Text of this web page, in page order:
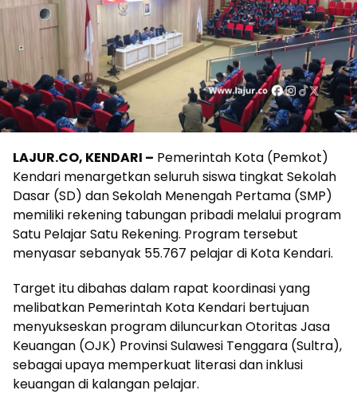
LAJUR.CO, KENDARI – Pemerintah Kota (Pemkot)
Kendari menargetkan seluruh siswa tingkat Sekolah
Dasar (SD) dan Sekolah Menengah Pertama (SMP)
memiliki rekening tabungan pribadi melalui program
Satu Pelajar Satu Rekening. Program tersebut
menyasar sebanyak 55.767 pelajar di Kota Kendari.
Target itu dibahas dalam rapat koordinasi yang
melibatkan Pemerintah Kota Kendari bertujuan
menyukseskan program diluncurkan Otoritas Jasa
Keuangan (OJK) Provinsi Sulawesi Tenggara (Sultra),
sebagai upaya memperkuat literasi dan inklusi
keuangan di kalangan pelajar.